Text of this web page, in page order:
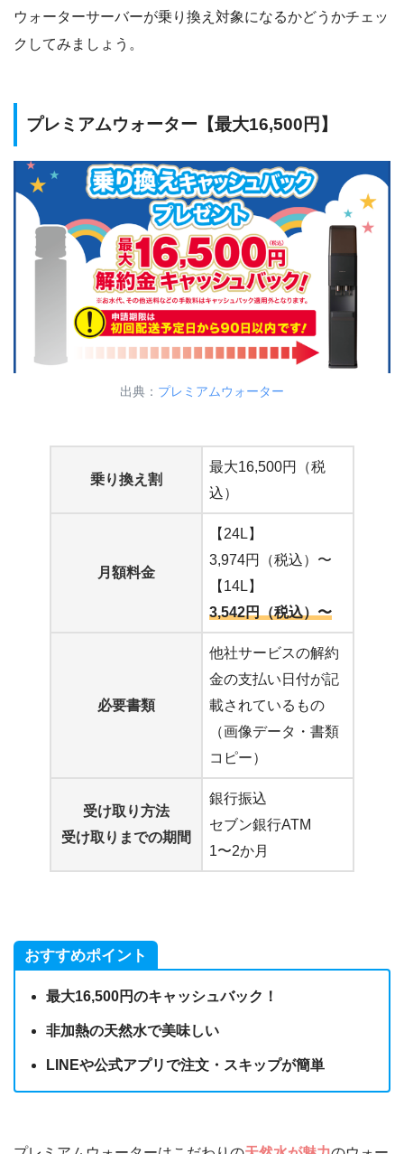
ウォーターサーバーが乗り換え対象になるかどうかチェッ
クしてみましょう。
プレミアムウォーター【最大16,500円】
出典： プレミアムウォーター
乗り換え割
最大16,500円（税
込）
月額料金
【24L】
3,974円（税込）〜
【14L】
3,542円（税込）〜
必要書類
他社サービスの解約
金の支払い日付が記
載されているもの
（画像データ・書類
コピー）
受け取り方法
受け取りまでの期間
銀行振込
セブン銀行ATM
1〜2か月
おすすめポイント
最大16,500円のキャッシュバック！
非加熱の天然水で美味しい
LINEや公式アプリで注文・スキップが簡単